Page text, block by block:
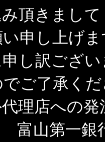
み頂きまし
申し上げ
し訳ござ
ご了承く
理店への
富山第一銀